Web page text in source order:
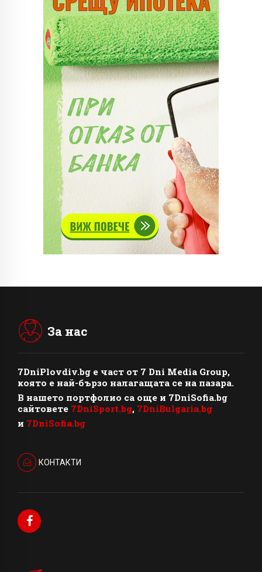
За нас
7DniPlovdiv.bg e част от 7 Dni Media Group,
която е най-бързо налагащата се на пазара.
В нашето портфолио са още и 7DniSofia.bg
сайтовете 7DniSport.bg, 7DniBulgaria.bg
и 7DniSofia.bg
КОНТАКТИ